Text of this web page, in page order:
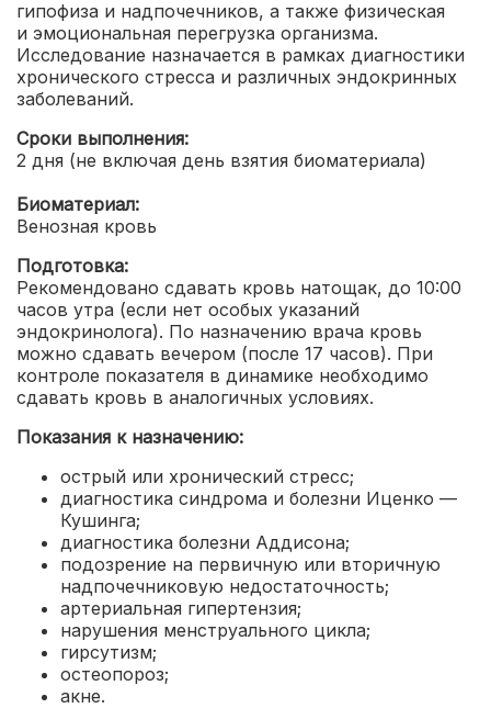
гипофиза и надпочечников, а также физическая
и эмоциональная перегрузка организма.
Исследование назначается в рамках диагностики
хронического стресса и различных эндокринных
заболеваний.
Сроки выполнения:
2 дня (не включая день взятия биоматериала)
Биоматериал:
Венозная кровь
Подготовка:
Рекомендовано сдавать кровь натощак, до 10:00
часов утра (если нет особых указаний
эндокринолога). По назначению врача кровь
можно сдавать вечером (после 17 часов). При
контроле показателя в динамике необходимо
сдавать кровь в аналогичных условиях.
Показания к назначению:
острый или хронический стресс;
диагностика синдрома и болезни Иценко —
Кушинга;
диагностика болезни Аддисона;
подозрение на первичную или вторичную
надпочечниковую недостаточность;
артериальная гипертензия;
нарушения менструального цикла;
гирсутизм;
остеопороз;
акне.